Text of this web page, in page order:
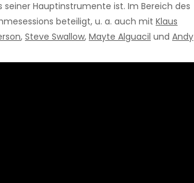
Hauptinstrumente ist. Im Bereich des
beteiligt, u. a. auch mit Klaus
, Steve Swallow, Mayte Alguacil und Andy